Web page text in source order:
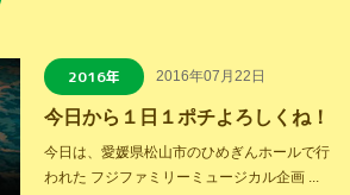
2016年 2016年07月22日
今日から１日１ポチよろしくね！
今日は、愛媛県松山市のひめぎんホールで行
われた フジファミリーミュージカル企画 ...